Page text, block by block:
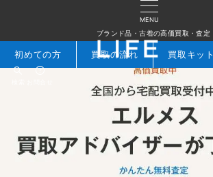
MENU
ブランド品・古着の高価買取・査定
初めての方 買取の流れ 買取キット